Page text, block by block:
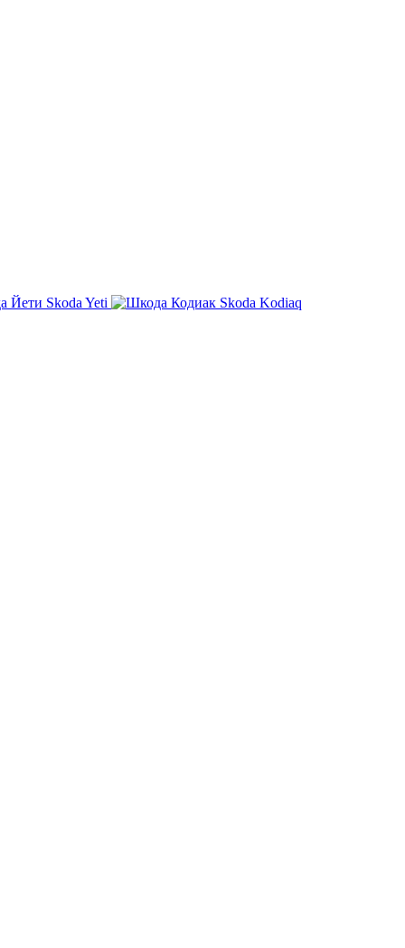
Skoda Yeti Skoda Kodiaq